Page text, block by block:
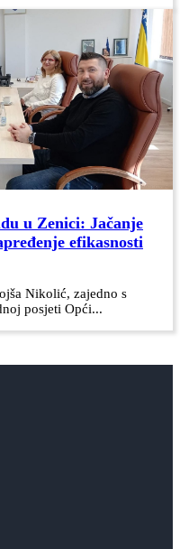
u Zenici: Jačanje
efikasnosti
Nikolić, zajedno s
posjeti Opći...